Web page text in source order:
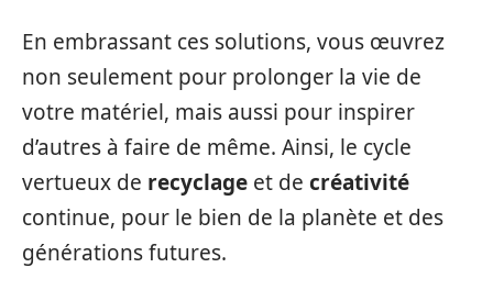
En embrassant ces solutions, vous œuvrez
non seulement pour prolonger la vie de
votre matériel, mais aussi pour inspirer
d’autres à faire de même. Ainsi, le cycle
vertueux de recyclage et de créativité
continue, pour le bien de la planète et des
générations futures.